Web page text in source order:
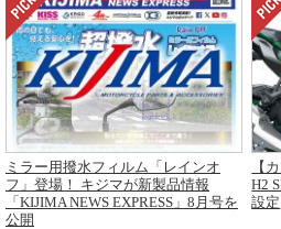
ミラー用撥水フィルム「レインオ
フ」登場！ キジマが新製品情報
「KIJIMA NEWS EXPRESS」8月号を
公開
【
H2
設定